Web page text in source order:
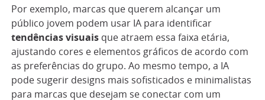
Por exemplo, marcas que querem alcançar um
público jovem podem usar IA para identificar
tendências visuais que atraem essa faixa etária,
ajustando cores e elementos gráficos de acordo com
as preferências do grupo. Ao mesmo tempo, a IA
pode sugerir designs mais sofisticados e minimalistas
para marcas que desejam se conectar com um